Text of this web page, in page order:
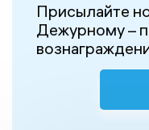
Присылайте
Дежурному –